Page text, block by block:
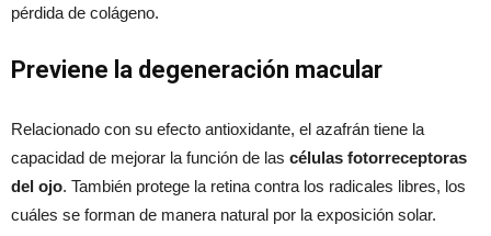
pérdida de colágeno.
Previene la degeneración macular
Relacionado con su efecto antioxidante, el azafrán tiene la
capacidad de mejorar la función de las células fotorreceptoras
del ojo. También protege la retina contra los radicales libres, los
cuáles se forman de manera natural por la exposición solar.